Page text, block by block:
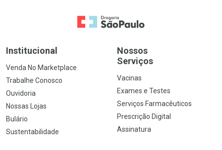
Ir para a Home
Institucional
Venda No Marketplace
Trabalhe Conosco
Ouvidoria
Nossas Lojas
Bulário
Sustentabilidade
Nossos
Serviços
Vacinas
Exames e Testes
Serviços Farmacêuticos
Prescrição Digital
Assinatura